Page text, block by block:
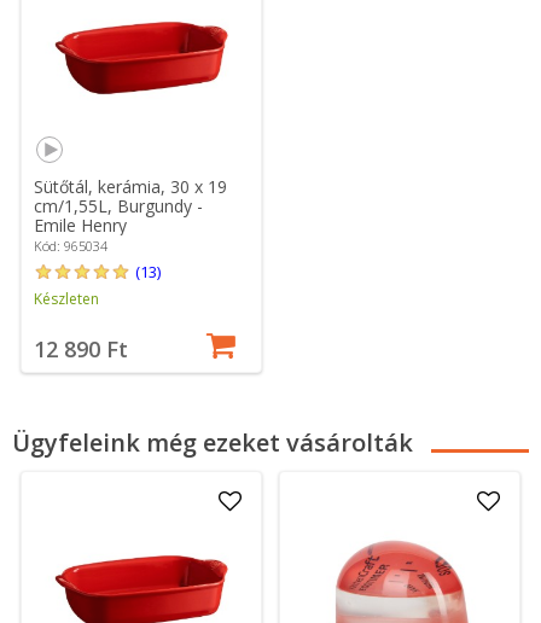
Sütőtál, kerámia, 30 x 19
cm/1,55L, Burgundy -
Emile Henry
Kód: 965034
(13)
Készleten
12 890 Ft
Ügyfeleink még ezeket vásárolták